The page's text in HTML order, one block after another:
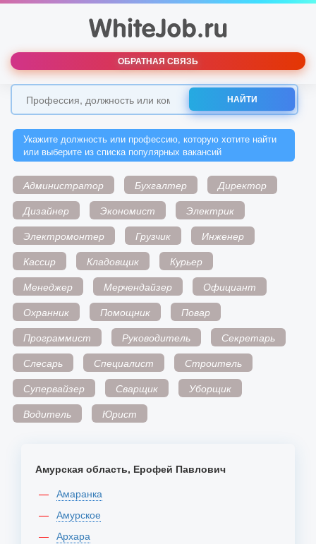
ОБРАТНАЯ СВЯЗЬ
НАЙТИ
Укажите должность или профессию, которую хотите найти
или выберите из списка популярных вакансий
Администратор Бухгалтер
Директор
Дизайнер
Экономист
Электрик
Электромонтер
Грузчик
Инженер
Кассир
Кладовщик
Курьер
Менеджер
Мерчендайзер
Официант
Охранник
Помощник
Повар
Программист
Руководитель
Секретарь
Слесарь
Специалист
Строитель
Супервайзер
Сварщик
Уборщик
Водитель
Юрист
Амурская область, Ерофей Павлович
Амаранка
Амурское
Архара